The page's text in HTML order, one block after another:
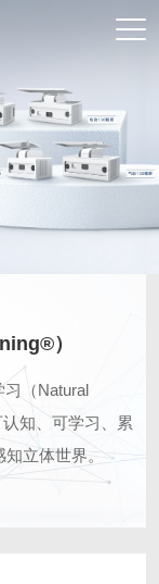
）
习（Natural
知、可学习、累
知立体世界。